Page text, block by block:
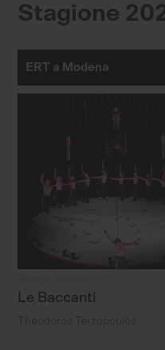
Stagione
ERT a Modena
Le Baccanti